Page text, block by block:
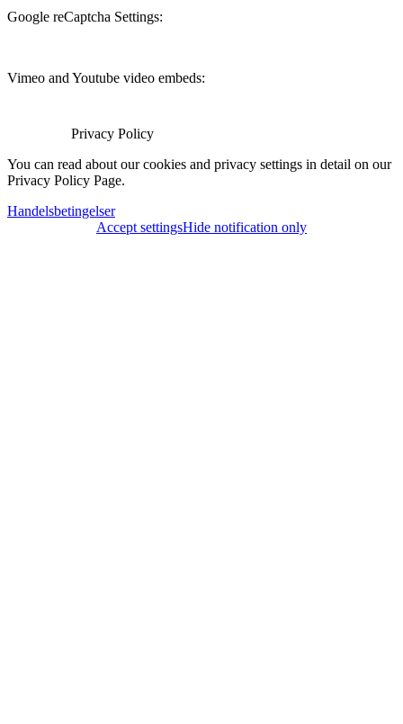
Google reCaptcha Settings:
Vimeo and Youtube video embeds:
Privacy Policy
You can read about our cookies and privacy settings in detail on our
Privacy Policy Page.
Handelsbetingelser
Accept settingsHide notification only